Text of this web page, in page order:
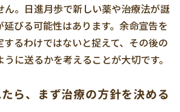
ん。日進月歩で新しい薬や治療法が誕
びる可能性はあります。余命宣告を
るわけではないと捉えて、その後の
に送るかを考えることが大切です。
ら、まず治療の方針を決める